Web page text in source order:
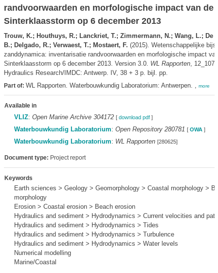
randvoorwaarden en morfologische impact van de
Sinterklaasstorm op 6 december 2013
Trouw, K.; Houthuys, R.; Lanckriet, T.; Zimmermann, N.; Wang, L.; De
B.; Delgado, R.; Verwaest, T.; Mostaert, F. (2015). Wetenschappelijke
zanddynamica: inventarisatie randvoorwaarden en morfologische impact
Sinterklaasstorm op 6 december 2013. Version 3.0. WL Rapporten, 12_107.
Hydraulics Research/IMDC: Antwerp. IV, 38 + 3 p. bijl. pp.
Part of: WL Rapporten. Waterbouwkundig Laboratorium: Antwerpen. , more
Available in
VLIZ: Open Marine Archive 304172 [ download pdf]
Waterbouwkundig Laboratorium: Open Repository 280781 [ OWA]
Waterbouwkundig Laboratorium: WL Rapporten [280625]
Document type: Project report
Keywords
Earth sciences > Geology > Geomorphology > Coastal morphology >
morphology
Erosion > Coastal erosion > Beach erosion
Hydraulics and sediment > Hydrodynamics > Current velocities and
Hydraulics and sediment > Hydrodynamics > Tides
Hydraulics and sediment > Hydrodynamics > Turbulence
Hydraulics and sediment > Hydrodynamics > Water levels
Numerical modelling
Marine/Coastal